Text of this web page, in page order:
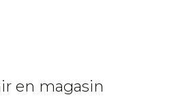
en magasin